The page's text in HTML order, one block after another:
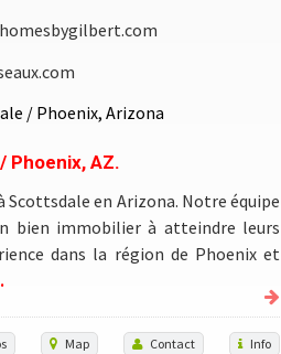
/ Phoenix, Arizona
Phoenix, AZ.
en Arizona. Notre équipe
bien immobilier à atteindre leurs
dans la région de Phoenix et
Map Contact Info